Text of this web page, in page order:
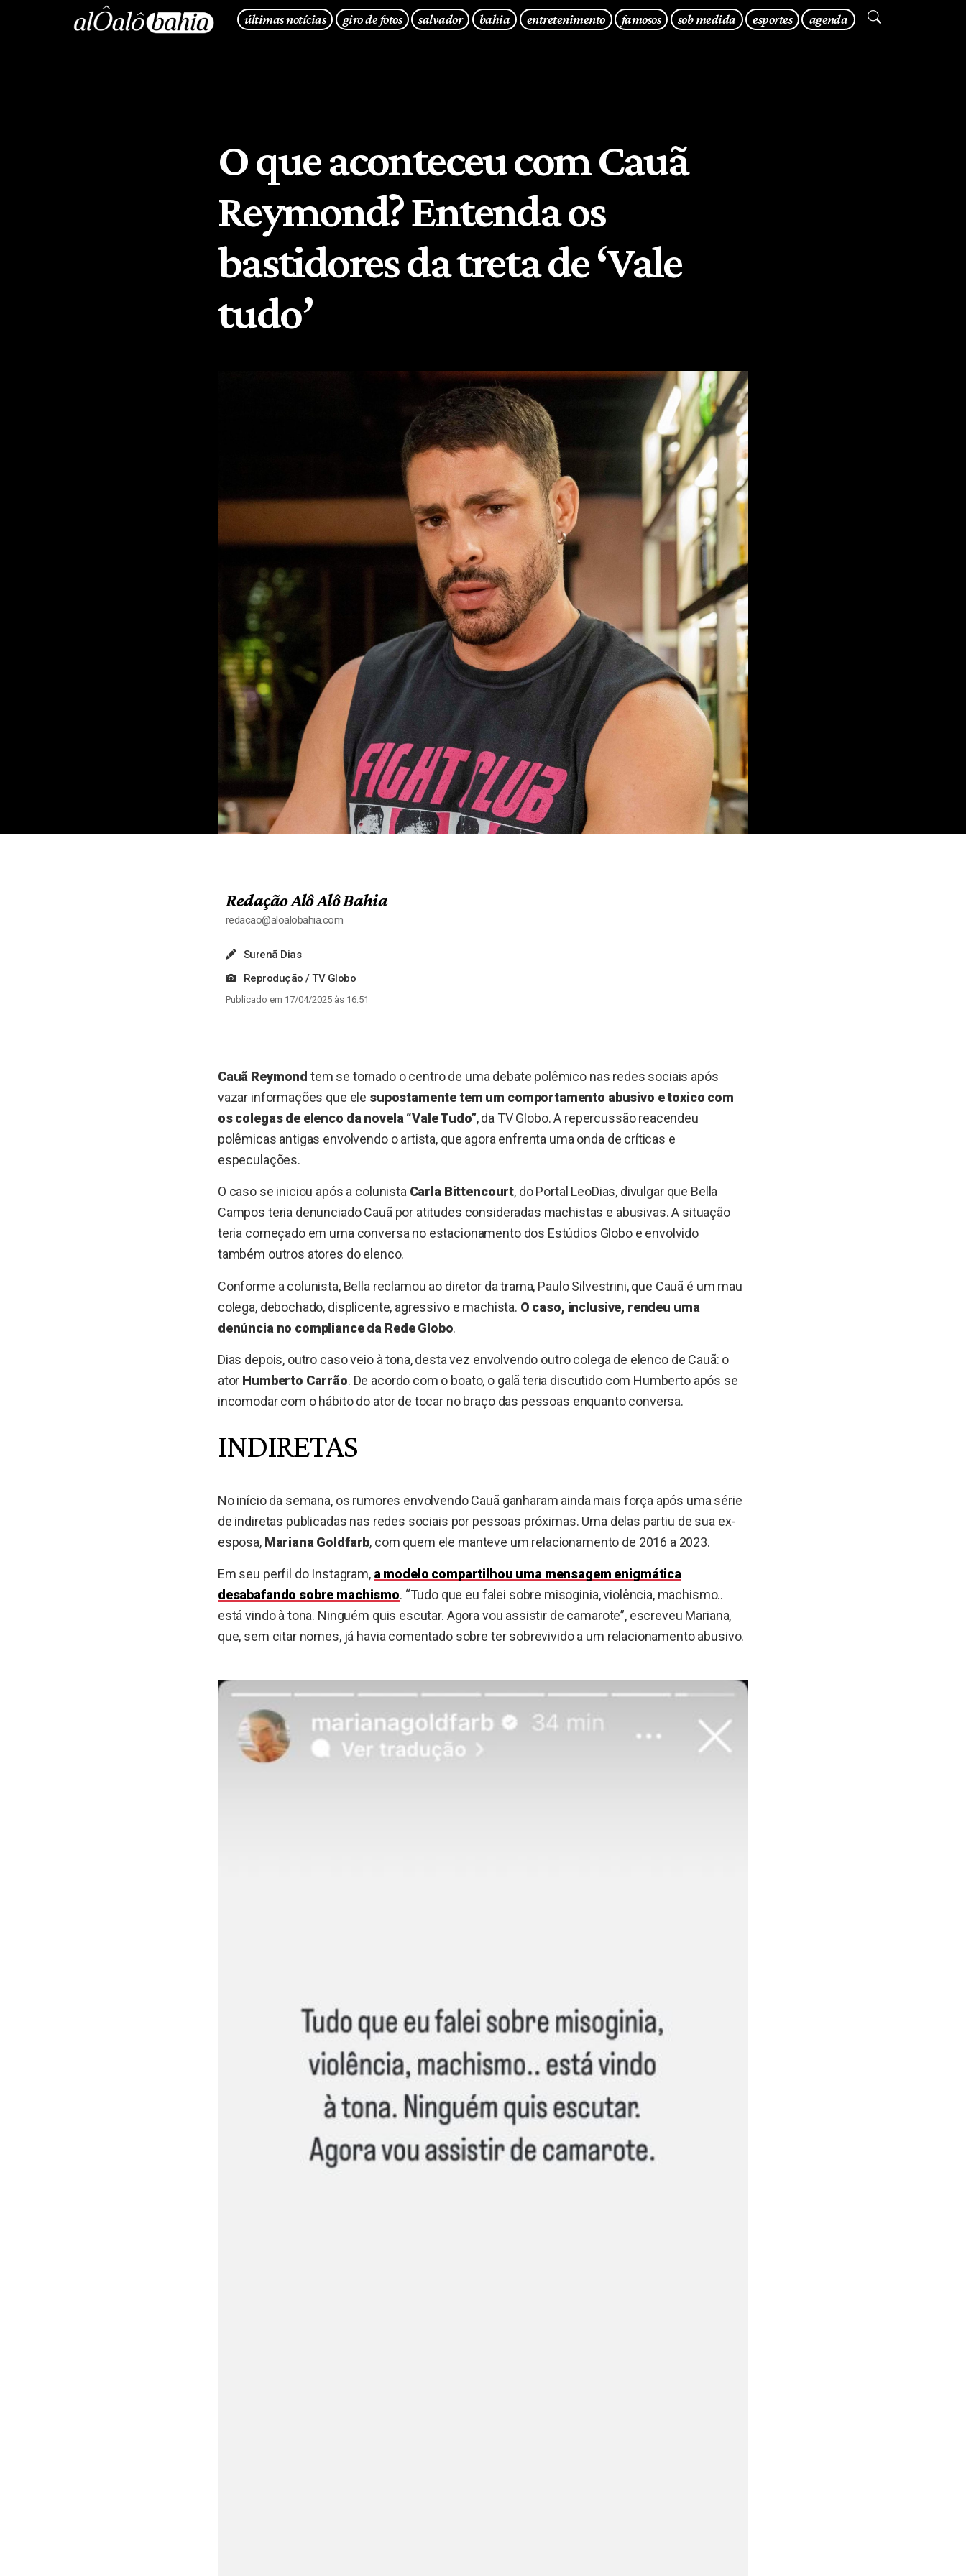
últimas notícias giro de fotos salvador bahia entretenimento famosos sob medida esportes agenda
O que aconteceu com Cauã
Reymond? Entenda os
bastidores da treta de ‘Vale
tudo’
Redação Alô Alô Bahia
redacao@aloalobahia.com
Surenã Dias
Reprodução / TV Globo
Publicado em 17/04/2025 às 16:51
Cauã Reymond tem se tornado o centro de uma debate polêmico nas redes sociais após
vazar informações que ele supostamente tem um comportamento abusivo e toxico com
os colegas de elenco da novela “Vale Tudo”, da TV Globo. A repercussão reacendeu
polêmicas antigas envolvendo o artista, que agora enfrenta uma onda de críticas e
especulações.
O caso se iniciou após a colunista Carla Bittencourt, do Portal LeoDias, divulgar que Bella
Campos teria denunciado Cauã por atitudes consideradas machistas e abusivas. A situação
teria começado em uma conversa no estacionamento dos Estúdios Globo e envolvido
também outros atores do elenco.
Conforme a colunista, Bella reclamou ao diretor da trama, Paulo Silvestrini, que Cauã é um mau
colega, debochado, displicente, agressivo e machista. O caso, inclusive, rendeu uma
denúncia no compliance da Rede Globo.
Dias depois, outro caso veio à tona, desta vez envolvendo outro colega de elenco de Cauã: o
ator Humberto Carrão. De acordo com o boato, o galã teria discutido com Humberto após se
incomodar com o hábito do ator de tocar no braço das pessoas enquanto conversa.
INDIRETAS
No início da semana, os rumores envolvendo Cauã ganharam ainda mais força após uma série
de indiretas publicadas nas redes sociais por pessoas próximas. Uma delas partiu de sua ex-
esposa, Mariana Goldfarb, com quem ele manteve um relacionamento de 2016 a 2023.
Em seu perfil do Instagram, a modelo compartilhou uma mensagem enigmática
desabafando sobre machismo. “Tudo que eu falei sobre misoginia, violência, machismo..
está vindo à tona. Ninguém quis escutar. Agora vou assistir de camarote”, escreveu Mariana,
que, sem citar nomes, já havia comentado sobre ter sobrevivido a um relacionamento abusivo.